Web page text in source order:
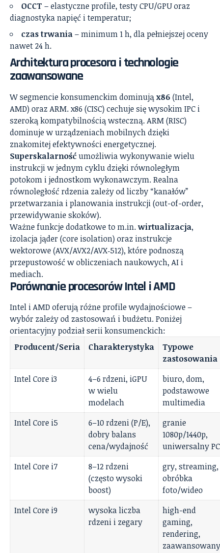
OCCT – elastyczne profile, testy CPU/GPU oraz
diagnostyka napięć i temperatur;
czas trwania– minimum 1 h, dla pełniejszej oceny
nawet 24 h.
Architektura procesora i technologie
zaawansowane
W segmencie konsumenckim dominująx86 (Intel,
AMD) oraz ARM. x86 (CISC) cechuje się wysokim IPC i
szeroką kompatybilnością wsteczną. ARM (RISC)
dominuje w urządzeniach mobilnych dzięki
znakomitej efektywności energetycznej.
Superskalarnośćumożliwia wykonywanie wielu
instrukcji w jednym cyklu dzięki równoległym
potokom i jednostkom wykonawczym. Realna
równoległość rdzenia zależy od liczby “kanałów”
przetwarzania i planowania instrukcji (out-of-order,
przewidywanie skoków).
Ważne funkcje dodatkowe to m.in.wirtualizacja,
izolacja jąder (core isolation) oraz instrukcje
wektorowe (AVX/AVX2/AVX‑512), które podnoszą
przepustowość w obliczeniach naukowych, AI i
mediach.
Porównanie procesorów Intel i AMD
Intel i AMD oferują różne profile wydajnościowe –
wybór zależy od zastosowań i budżetu. Poniżej
orientacyjny podział serii konsumenckich:
Producent/Seria
Charakterystyka
Typowe
zastosowania
Intel Core i3
4–6 rdzeni, iGPU
w wielu
modelach
biuro, dom,
podstawowe
multimedia
Intel Core i5
6–10 rdzeni (P/E),
dobry balans
cena/wydajność
granie
1080p/1440p,
uniwersalny PC
Intel Core i7
8–12 rdzeni
(często wysoki
boost)
gry, streaming,
obróbka
foto/wideo
Intel Core i9
wysoka liczba
rdzeni i zegary
high-end
gaming,
rendering,
zaawansowany